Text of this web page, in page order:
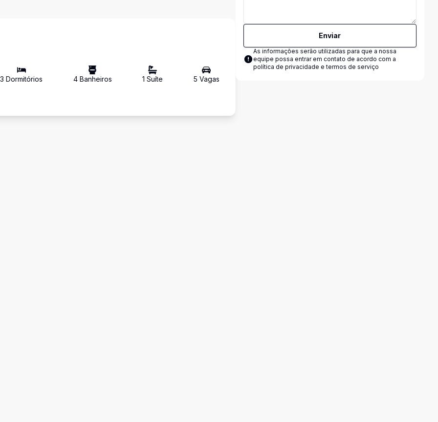
3 Dormitórios 4Banheiros 1 Suíte 5 Vagas
Enviar
As informações serão utilizadas para que a nossa
equipe possa entrar em contato de acordo com a
política de privacidade e termos de serviço